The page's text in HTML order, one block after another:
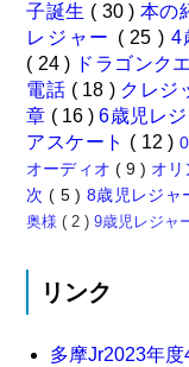
子誕生 ( 30 ) 本の
レジャー ( 25 ) 4
( 24 ) ドラゴンク
電話 ( 18 ) クレジ
章 ( 16 )6歳児レ
アスケート ( 12 )
オーディオ ( 9 ) オ
次( 5 ) 8歳児レジ
奥様( 2 )9歳児レジャ
リンク
多摩Jr2023年度